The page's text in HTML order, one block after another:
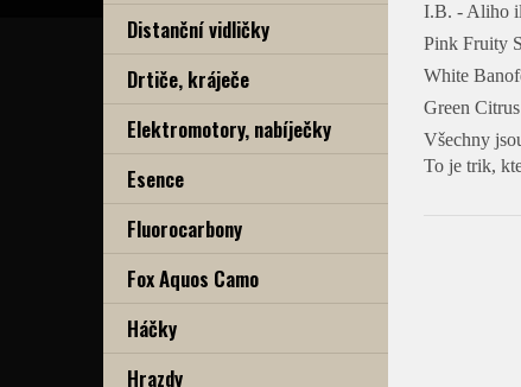
Distanční vidličky
Drtiče, kráječe
Elektromotory, nabíječky
Esence
Fluorocarbony
Fox Aquos Camo
Háčky
Hrazdy
I.B. - Aliho
Pink Fruity
White
Green
Všechny
To je trik,